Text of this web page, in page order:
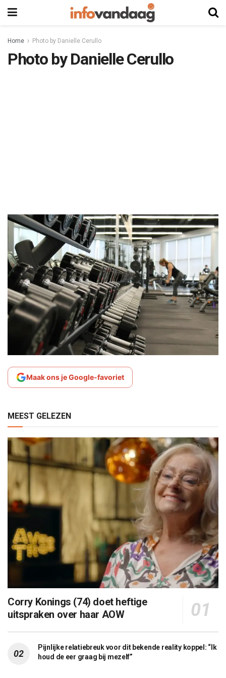
Home Photo by Danielle Cerullo
Photo by Danielle Cerullo
Maak ons je Google-favoriet
MEEST GELEZEN
Corry Konings (74) doet heftige
uitspraken over haar AOW
Pijnlijke relatiebreuk voor dit bekende reality koppel: “Ik
houd de eer graag bij mezelf”